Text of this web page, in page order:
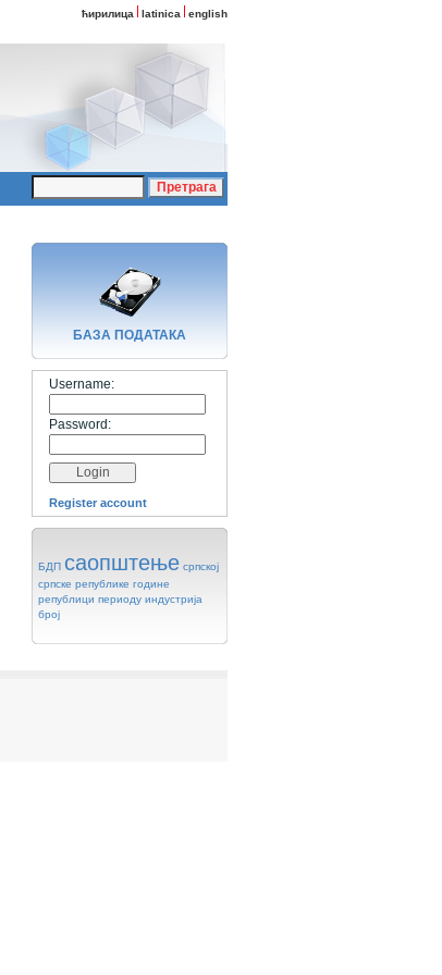
ћирилица latinica english
БАЗA ПОДАТАКА
Username:
Password:
Register account
БДП саопштење српској
српске републике године
републици периоду индустрија
број